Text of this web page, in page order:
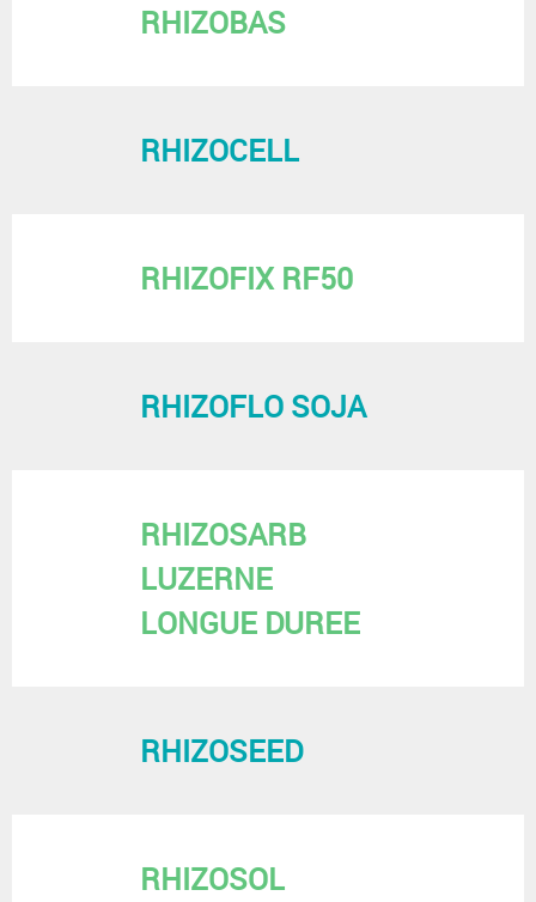
RHIZOBAS
RHIZOCELL
RHIZOFIX RF50
RHIZOFLO SOJA
RHIZOSARB
LUZERNE
LONGUE DUREE
RHIZOSEED
RHIZOSOL